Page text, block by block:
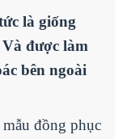
là giống
được làm
bên ngoài
đồng phục